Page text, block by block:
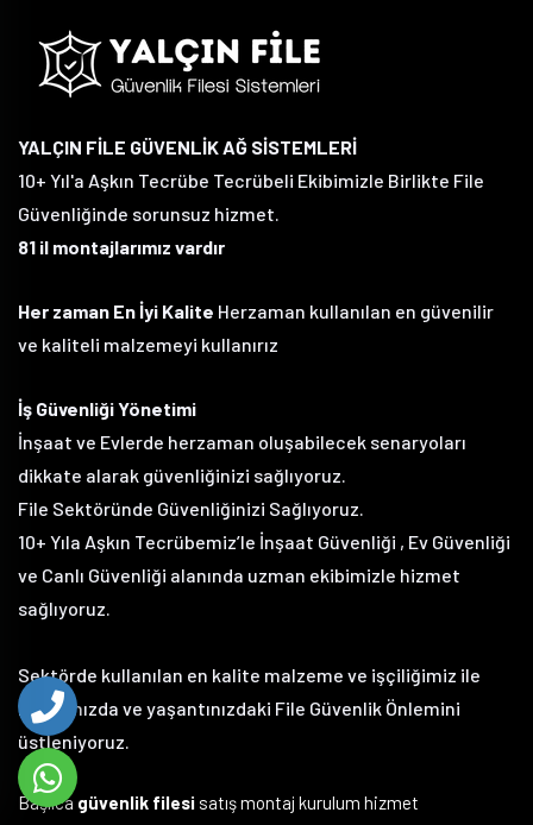
YALÇIN FİLE GÜVENLİK AĞ SİSTEMLERİ
10+ Yıl'a Aşkın Tecrübe Tecrübeli Ekibimizle Birlikte File
Güvenliğinde sorunsuz hizmet.
81 il montajlarımız vardır
Her zaman En İyi Kalite Herzaman kullanılan en güvenilir
ve kaliteli malzemeyi kullanırız
İş Güvenliği Yönetimi
İnşaat ve Evlerde herzaman oluşabilecek senaryoları
dikkate alarak güvenliğinizi sağlıyoruz.
File Sektöründe Güvenliğinizi Sağlıyoruz.
10+ Yıla Aşkın Tecrübemiz’le İnşaat Güvenliği , Ev Güvenliği
ve Canlı Güvenliği alanında uzman ekibimizle hizmet
sağlıyoruz.
Sektörde kullanılan en kalite malzeme ve işçiliğimiz ile
hayatınızda ve yaşantınızdaki File Güvenlik Önlemini
üstleniyoruz.
Başlıca güvenlik filesi satış montaj kurulum hizmet